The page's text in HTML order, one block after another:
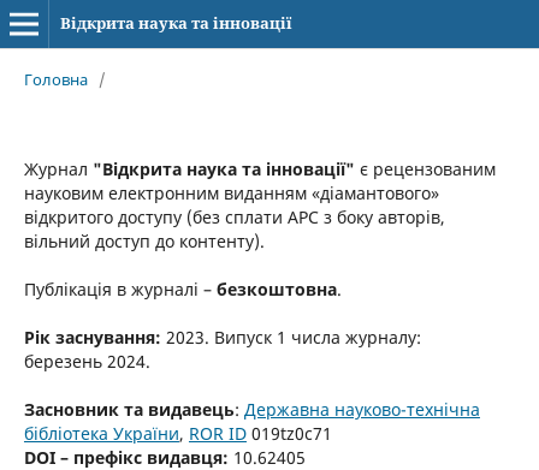
Відкрита наука та інновації
Головна /
Журнал "Відкрита наука та інновації" є рецензованим
науковим електронним виданням «діамантового»
відкритого доступу (без сплати APC з боку авторів,
вільний доступ до контенту).
Публікація в журналі – безкоштовна.
Рік заснування: 2023. Випуск 1 числа журналу:
березень 2024.
Засновник та видавець: Державна науково-технічна
бібліотека України, ROR ID 019tz0c71
DOI – префікс видавця: 10.62405